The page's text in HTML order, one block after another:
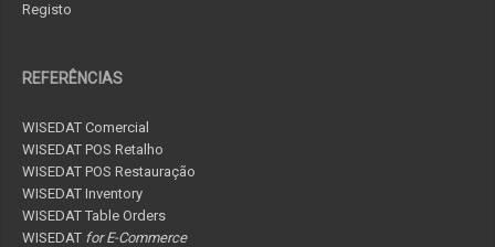
Registo
REFERÊNCIAS
WISEDAT Comercial
WISEDAT POS Retalho
WISEDAT POS Restauração
WISEDAT Inventory
WISEDAT Table Orders
WISEDAT for E-Commerce